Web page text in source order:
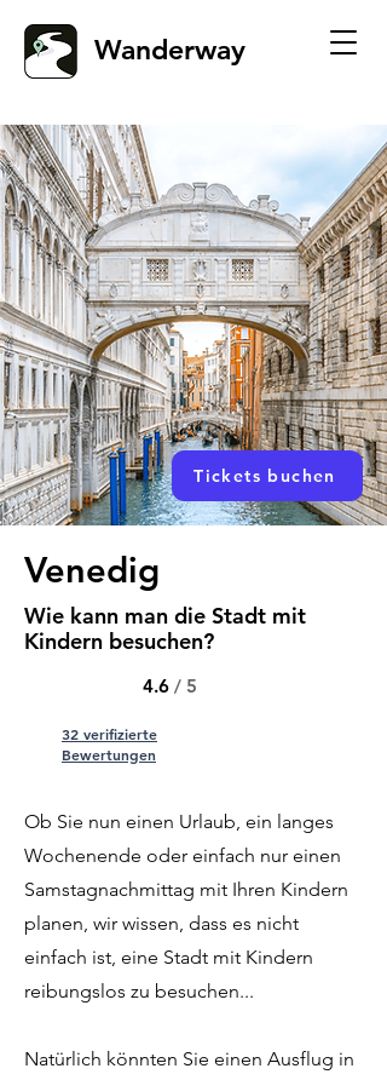
Wanderway
Tickets buchen
Venedig
Wie kann man die Stadt mit
Kindern besuchen?
4.6 / 5
32 verifizierte
Bewertungen
Ob Sie nun einen Urlaub, ein langes
Wochenende oder einfach nur einen
Samstagnachmittag mit Ihren Kindern
planen, wir wissen, dass es nicht
einfach ist, eine Stadt mit Kindern
reibungslos zu besuchen...
Natürlich könnten Sie einen Ausflug in